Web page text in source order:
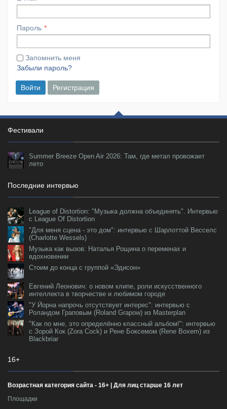
Пароль
Запомнить меня
Забыли пароль?
Войти Регистрация
Фестивали
Summer Breeze Open Air 2026: Там, где метал провожает
лето
Последние интервью
League of Distortion: "Музыка должна объединять". Интервью
с League Of Distortion
"Для меня сцена - это дом": интервью с Шарлоттой Весселс
(Charlotte Wessels)
Музыка как вызов: Наталья Рощина о переменах и
вдохновении
Стоим до конца с группой «Эдисон»
Евгений Леонович: о новом клипе, роли искусственного
интеллекта в творчестве и любимом городе
"У Йорна напрочь отсутствует интерес": интервью с
Роландом Граповым (Roland Grapow) из Masterplan
"Как по мне, это определённо классный альбом!": интервью
с Зорой Кок (Zora Cock) и Рене Боксемом (Rene Boxem) из
Blackbriar
16+
Возрастная категория сайта - 16+ | Для лиц старше 16 лет
Площадки